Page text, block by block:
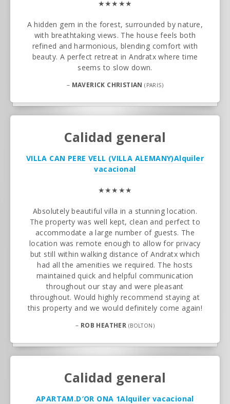
★★★★★
A hidden gem in the forest, surrounded by nature,
with breathtaking views. The house feels both
refined and harmonious, blending comfort with
beauty. A perfect retreat in Andratx where time
seems to slow down.
– MAVERICK CHRISTIAN (PARIS)
Calidad general
VILLA CAN PERE VELL (VILLA ALEMANY)Alquiler
vacacional
★★★★★
Absolutely beautiful villa in a stunning location.
The property was well kept, clean and perfect to
accommodate a large number of guests. The
location was remote enough to allow for privacy
but still within walking distance of Andratx which
had all the amenities we required. The hosts
maintained quick and helpful communication
throughout our stay and were pleasant
throughout. Would highly recommend staying at
this property and we would definitely come again!
– ROB HEATHER (BOLTON)
Calidad general
APARTAM.D′OR ONA 1Alquiler vacacional